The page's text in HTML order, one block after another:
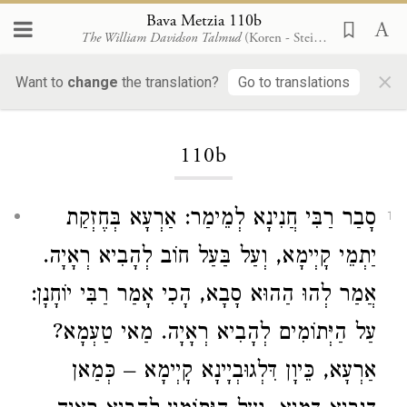
Bava Metzia 110b
The William Davidson Talmud (Koren - Steinsaltz)
Want to change the translation? Go to translations ×
110b
1
סָבַר רַבִּי חֲנִינָא לְמֵימַר: אַרְעָא בְּחֶזְקַת
יַתְמֵי קָיְימָא, וְעַל בַּעַל חוֹב לְהָבִיא רְאָיָה.
אֲמַר לְהוּ הַהוּא סָבָא, הָכִי אָמַר רַבִּי יוֹחָנָן:
עַל הַיְּתוֹמִים לְהָבִיא רְאָיָה. מַאי טַעְמָא?
אַרְעָא, כֵּיוָן דִּלְגוּבְיָינָא קָיְימָא – כְּמַאן